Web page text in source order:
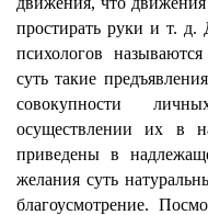
простирать руки и т.
психологов
суть такие
совокупности
осуществлении их в
приведены в
желания суть
благоусмотрение.